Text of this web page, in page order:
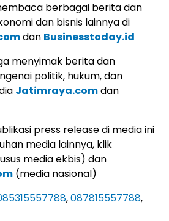
berbagai berita dan
dan bisnis lainnya di
dan Businesstoday.id
menyimak berita dan
politik, hukum, dan
Jatimraya.comdan
press release di media ini
media lainnya, klik
media ekbis) dan
(media nasional)
,087815557788,